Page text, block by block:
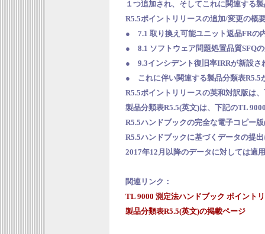
１つ追加され、そしてこれに関連する
R5.5ポイントリリースの追加/変更の概
● 7.1 取り換え可能ユニット返品FRの
● 8.1 ソフトウェア問題処置品質SFQ
● 9.3インシデント復旧率IRRが新設さ
● これに伴い関連する製品分類表R5.5
R5.5ポイントリリースの英和対訳版は
製品分類表R5.5(英文)は、下記のTL
R5.5ハンドブックの完全な電子コピー
R5.5ハンドブックに基づくデータの提
2017年12月以降のデータに対しては適
関連リンク：
TL 9000 測定法ハンドブック ポイント
製品分類表R5.5(英文)の掲載ページ